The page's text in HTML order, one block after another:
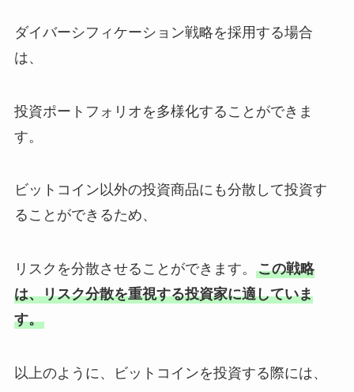
ダイバーシフィケーション戦略を採用する場合
は、
投資ポートフォリオを多様化することができま
す。
ビットコイン以外の投資商品にも分散して投資す
ることができるため、
リスクを分散させることができます。 この戦略
は、リスク分散を重視する投資家に適していま
す。
以上のように、ビットコインを投資する際には、